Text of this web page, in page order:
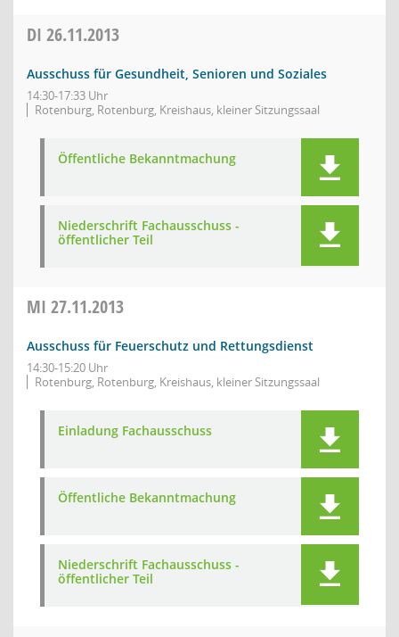
DI 26.11.2013
Ausschuss für Gesundheit, Senioren und Soziales
14:30-17:33 Uhr
Rotenburg, Rotenburg, Kreishaus, kleiner Sitzungssaal
Öffentliche Bekanntmachung
Niederschrift Fachausschuss -
öffentlicher Teil
MI 27.11.2013
Ausschuss für Feuerschutz und Rettungsdienst
14:30-15:20 Uhr
Rotenburg, Rotenburg, Kreishaus, kleiner Sitzungssaal
Einladung Fachausschuss
Öffentliche Bekanntmachung
Niederschrift Fachausschuss -
öffentlicher Teil